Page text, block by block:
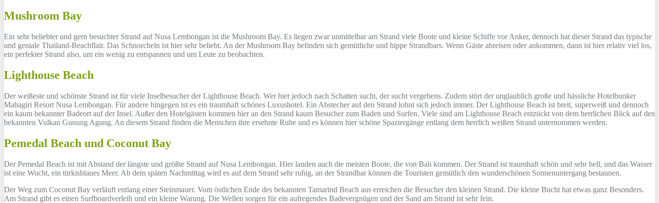
Mushroom Bay
Ein sehr beliebter und gern besuchter Strand auf Nusa Lembongan ist die Mushroom Bay. Es liegen zwar unmittelbar am Strand viele Boote und kleine Schiffe vor Anker, dennoch hat dieser Strand das typische
und geniale Thailand-Beachflair. Das Schnorcheln ist hier sehr beliebt. An der Mushroom Bay befinden sich gemütliche und hippe Strandbars. Wenn Gäste abreisen oder ankommen, dann ist hier relativ viel los,
ein perfekter Strand also, um ein wenig zu entspannen und um Leute zu beobachten.
Lighthouse Beach
Der weißeste und schönste Strand ist für viele Inselbesucher der Lighthouse Beach. Wer hier jedoch nach Schatten sucht, der sucht vergebens. Zudem stört der unglaublich große und hässliche Hotelbunker
Mahagiri Resort Nusa Lembongan. Für andere hingegen ist es ein traumhaft schönes Luxushotel. Ein Abstecher auf den Strand lohnt sich jedoch immer. Der Lighthouse Beach ist breit, superweiß und dennoch
ein kaum bekannter Badeort auf der Insel. Außer den Hotelgästen kommen hier an den Strand kaum Besucher zum Baden und Surfen. Viele sind am Lighthouse Beach entzückt von dem herrlichen Blick auf den
bekannten Vulkan Gunung Agung. An diesem Strand finden die Menschen ihre ersehnte Ruhe und es können hier schöne Spaziergänge entlang dem herrlich weißen Strand unternommen werden.
Pemedal Beach und Coconut Bay
Der Pemedal Beach ist mit Abstand der längste und größte Strand auf Nusa Lembongan. Hier landen auch die meisten Boote, die von Bali kommen. Der Strand ist traumhaft schön und sehr hell, und das Wasser
ist eine Wucht, ein türkisblaues Meer. Ab dem späten Nachmittag wird es auf dem Strand sehr ruhig, an der Strandbar können die Touristen gemütlich den wunderschönen Sonnenuntergang bestaunen.
Der Weg zum Coconut Bay verläuft entlang einer Steinmauer. Vom östlichen Ende des bekannten Tamarind Beach aus erreichen die Besucher den kleinen Strand. Die kleine Bucht hat etwas ganz Besonders.
Am Strand gibt es einen Surfboardverleih und ein kleine Warung. Die Wellen sorgen für ein aufregendes Badevergnügen und der Sand am Strand ist sehr fein.